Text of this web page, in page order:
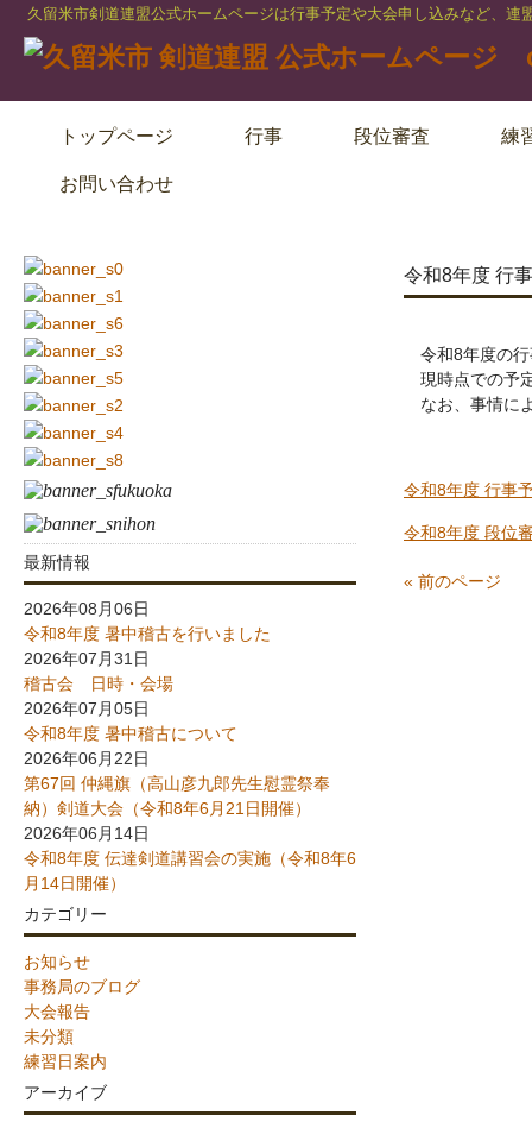
久留米市剣道連盟公式ホームページは行事予定や大会申し込みなど、
トップページ 行事 段位審査 練
お問い合わせ
令和8年度 行
令和8年度の行
現時点での予
なお、事情に
令和8年度 行事
令和8年度 段位
« 前のページ
最新情報
2026年08月06日
令和8年度 暑中稽古を行いました
2026年07月31日
稽古会 日時・会場
2026年07月05日
令和8年度 暑中稽古について
2026年06月22日
第67回 仲縄旗（高山彦九郎先生慰霊祭奉
納）剣道大会（令和8年6月21日開催）
2026年06月14日
令和8年度 伝達剣道講習会の実施（令和8年6
月14日開催）
カテゴリー
お知らせ
事務局のブログ
大会報告
未分類
練習日案内
アーカイブ